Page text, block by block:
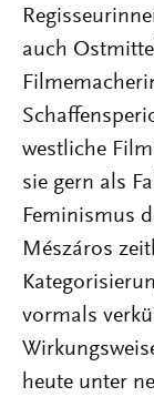
auch
westliche
sie gern als
Feminismus
Mészáros
vormals
heute unter